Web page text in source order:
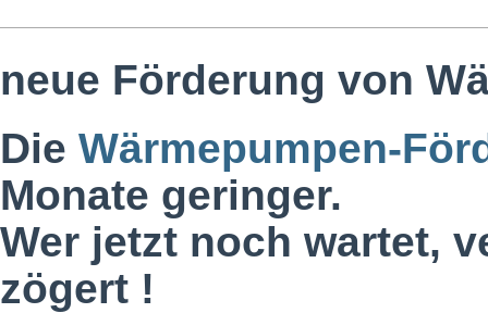
neue Förderung von
Die Wärmepumpen-
Monate geringer.
Wer jetzt noch wartet,
zögert !